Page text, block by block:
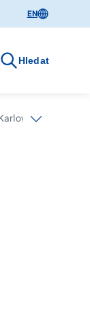
EN
Hledat
kraji